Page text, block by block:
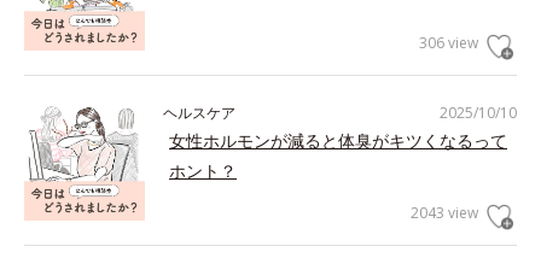
306 view
2025/10/10
ヘルスケア
女性ホルモンが減ると体臭がキツくなるって
ホント？
2043 view